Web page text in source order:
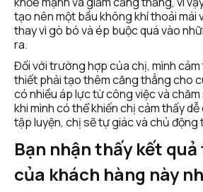
tạo nên một bầu không khí thoải mái
thay vì gò bó và ép buộc quá vào
ra.
Đối với trường hợp của chị, mình
thiết phải tạo thêm căng thẳng cho
có nhiều áp lực từ công việc và
khi mình có thể khiến chị cảm thấy
tập luyện, chị sẽ tự giác và chủ động
Bạn nhận thấy kết
của khách hàng này